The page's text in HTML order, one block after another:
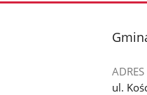
ADRES
ul.